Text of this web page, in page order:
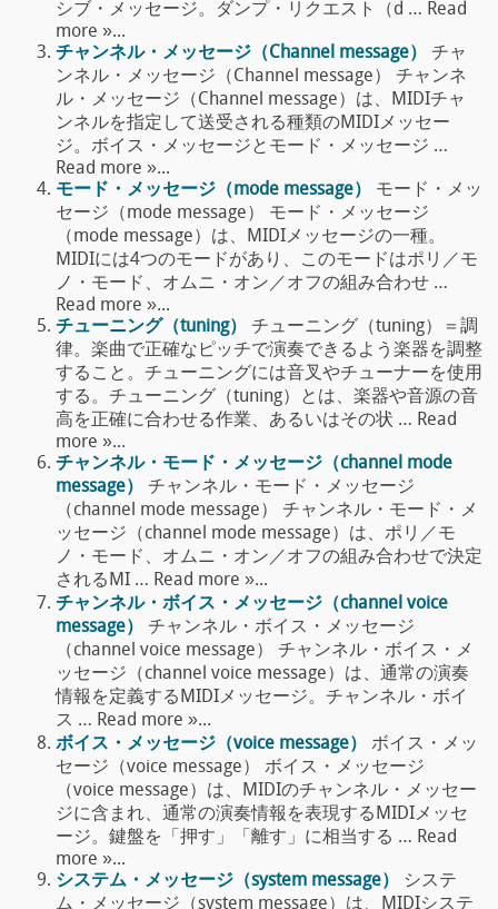
シブ・メッセージ。ダンプ・リクエスト（d … Read
more »...
チャンネル・メッセージ（Channel message）
チャ
ンネル・メッセージ（Channel message） チャンネ
ル・メッセージ（Channel message）は、MIDIチャ
ンネルを指定して送受される種類のMIDIメッセー
ジ。ボイス・メッセージとモード・メッセージ …
Read more »...
モード・メッセージ（mode message）
モード・メッ
セージ（mode message） モード・メッセージ
（mode message）は、MIDIメッセージの一種。
MIDIには4つのモードがあり、このモードはポリ／モ
ノ・モード、オムニ・オン／オフの組み合わせ …
Read more »...
チューニング（tuning）
チューニング（tuning）＝調
律。楽曲で正確なピッチで演奏できるよう楽器を調整
すること。チューニングには音叉やチューナーを使用
する。チューニング（tuning）とは、楽器や音源の音
高を正確に合わせる作業、あるいはその状 … Read
more »...
チャンネル・モード・メッセージ（channel mode
message）
チャンネル・モード・メッセージ
（channel mode message） チャンネル・モード・メ
ッセージ（channel mode message）は、ポリ／モ
ノ・モード、オムニ・オン／オフの組み合わせで決定
されるMI … Read more »...
チャンネル・ボイス・メッセージ（channel voice
message）
チャンネル・ボイス・メッセージ
（channel voice message） チャンネル・ボイス・メ
ッセージ（channel voice message）は、通常の演奏
情報を定義するMIDIメッセージ。チャンネル・ボイ
ス … Read more »...
ボイス・メッセージ（voice message）
ボイス・メッ
セージ（voice message） ボイス・メッセージ
（voice message）は、MIDIのチャンネル・メッセー
ジに含まれ、通常の演奏情報を表現するMIDIメッセ
ージ。鍵盤を「押す」「離す」に相当する … Read
more »...
システム・メッセージ（system message）
システ
ム・メッセージ（system message）は、MIDIシステ